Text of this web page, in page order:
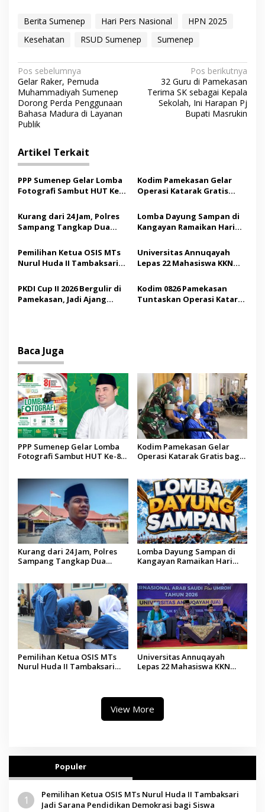
Berita Sumenep Hari Pers Nasional
HPN 2025
Kesehatan
RSUD Sumenep Sumenep
N
a
v
i
a
s
i
o
Pos sebelumnya
Gelar Raker, Pemuda
Muhammadiyah Sumenep
Dorong Perda Penggunaan
Bahasa Madura di Layanan
Publik
Pos berikutnya
32 Guru di Pamekasan
Terima SK sebagai Kepala
Sekolah, Ini Harapan Pj
Bupati Masrukin
Artikel Terkait
PPP Sumenep Gelar Lomba
Fotografi Sambut HUT Ke-
Kodim Pamekasan Gelar
Operasi Katarak Gratis
Kurang dari 24 Jam, Polres
Sampang Tangkap Dua
Lomba Dayung Sampan di
Kangayan Ramaikan Hari
Sumenep
Pemilihan Ketua OSIS MTs
Nurul Huda II Tambaksari
Demokrasi bagi Siswa
Universitas Annuqayah
Lepas 22 Mahasiswa KKN
Saudi
PKDI Cup II 2026 Bergulir di
Pamekasan, Jadi Ajang
Kodim 0826 Pamekasan
Tuntaskan Operasi Katarak
Baca Juga
PPP Sumenep Gelar Lomba
Fotografi Sambut HUT Ke-81
Kodim Pamekasan Gelar
Operasi Katarak Gratis bagi
Kurang dari 24 Jam, Polres
Sampang Tangkap Dua
Lomba Dayung Sampan di
Kangayan Ramaikan Hari
Pemilihan Ketua OSIS MTs
Nurul Huda II Tambaksari
Universitas Annuqayah
Lepas 22 Mahasiswa KKN
View More
Populer
1
Pemilihan Ketua OSIS MTs Nurul Huda II Tambaksari
Jadi Sarana Pendidikan Demokrasi bagi Siswa